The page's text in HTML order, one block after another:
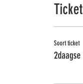
Heb je
Soort ticket